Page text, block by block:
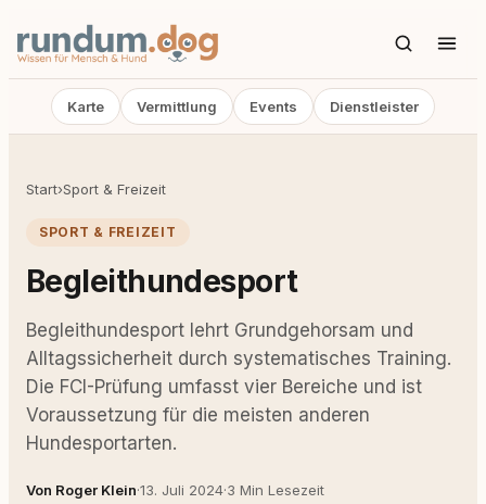
Karte Vermittlung Events Dienstleister
Start›Sport & Freizeit
SPORT & FREIZEIT
Begleithundesport
Begleithundesport lehrt Grundgehorsam und
Alltagssicherheit durch systematisches Training.
Die FCI-Prüfung umfasst vier Bereiche und ist
Voraussetzung für die meisten anderen
Hundesportarten.
Von Roger Klein·13. Juli 2024·3 Min Lesezeit